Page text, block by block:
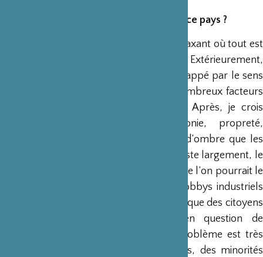
Qu’est-ce qui vous a le plus étonné dans ce pays ?
Pour un(e) touriste, c’est un pays très relaxant où tout est
assez simple et les Japonais accueillants. Extérieurement,
comme de nombreux visiteurs, j’ai été frappé par le sens
civique général, qui s’explique par de nombreux facteurs
comme mes lectures me l’ont appris. Après, je crois
savoir qu’au-delà de cette harmonie, propreté,
tranquillité apparente, il y a des zones d’ombre que les
touristes ne voient pas. La corruption existe largement, le
rapport à la nature n’est pas aussi zen que l’on pourrait le
penser (Kurozawa a bien dénoncé les lobbys industriels
), l’intérêt pour la chose publique des citoyens
est relativement faible, la remise en question de
nombreux aspects sociétaux posant problème est très
lente (question de la place des femmes, des minorités